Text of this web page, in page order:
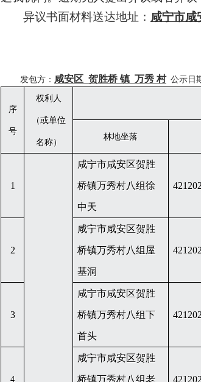
异议书面材料送达地址： 咸宁市咸
发包方： 咸安区 贺胜桥 镇 万秀 村 公示日
序
号
权利人
（或单位
名称）
林地坐落
1
咸宁市咸安区贺胜
桥镇万秀村八组徐
中天
2
咸宁市咸安区贺胜
桥镇万秀村八组屋
基洞
3
咸宁市咸安区贺胜
桥镇万秀村八组下
首头
4
咸宁市咸安区贺胜
桥镇万秀村八组老